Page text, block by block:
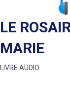
LE
MARIE
LIVRE AUDIO